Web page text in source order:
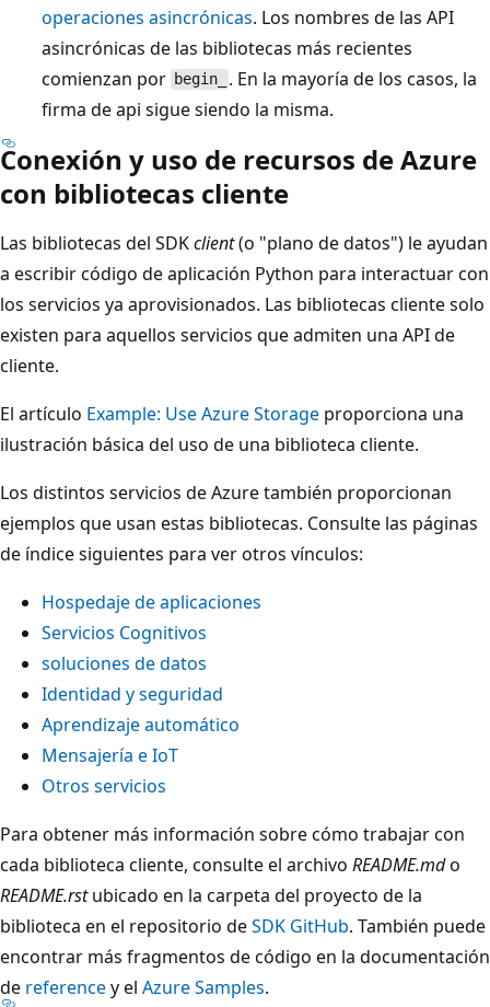
operaciones asincrónicas. Los nombres de las API
asincrónicas de las bibliotecas más recientes
comienzan por begin_
. En la mayoría de los casos, la
firma de api sigue siendo la misma.
Conexión y uso de recursos de Azure
con bibliotecas cliente
Las bibliotecas del SDKclient(o "plano de datos") le ayudan
a escribir código de aplicación Python para interactuar con
los servicios ya aprovisionados. Las bibliotecas cliente solo
existen para aquellos servicios que admiten una API de
cliente.
El artículo Example: Use Azure Storage proporciona una
ilustración básica del uso de una biblioteca cliente.
Los distintos servicios de Azure también proporcionan
ejemplos que usan estas bibliotecas. Consulte las páginas
de índice siguientes para ver otros vínculos:
Hospedaje de aplicaciones
Servicios Cognitivos
soluciones de datos
Identidad y seguridad
Aprendizaje automático
Mensajería e IoT
Otros servicios
Para obtener más información sobre cómo trabajar con
cada biblioteca cliente, consulte el archivo README.mdo
README.rstubicado en la carpeta del proyecto de la
biblioteca en el repositorio deSDK GitHub. También puede
encontrar más fragmentos de código en la documentación
de referencey el Azure Samples.